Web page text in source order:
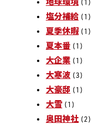
塩分補給 (1)
夏季休暇 (1)
夏本番 (1)
大企業 (1)
大寒波 (3)
大豪邸 (1)
大雪 (1)
奥田神社 (2)